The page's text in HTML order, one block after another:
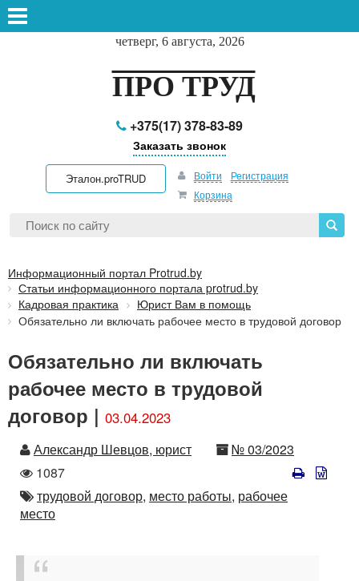
четверг, 6 августа, 2026
ПРО ТРУД
+375(17) 378-83-89
Заказать звонок
Эталон.proTRUD Войти
Регистрация
Корзина
Информационный портал Protrud.by
Статьи информационного портала protrud.by
Кадровая практика
Юрист Вам в помощь
Обязательно ли включать рабочее место в трудовой договор
Обязательно ли включать
рабочее место в трудовой
договор | 03.04.2023
Автор
Александр Шевцов, юрист Номер
№ 03/2023
Количество
просмотров
1087
Автор
трудовой договор, место работы, рабочее
место